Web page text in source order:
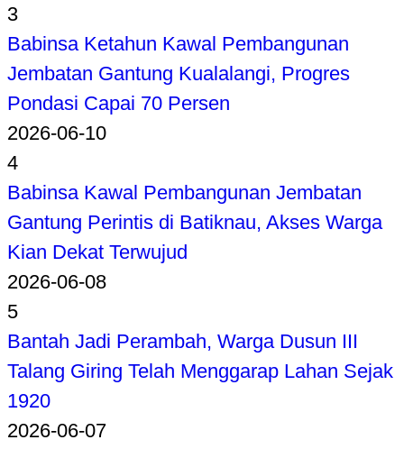
3
Babinsa Ketahun Kawal Pembangunan
Jembatan Gantung Kualalangi, Progres
Pondasi Capai 70 Persen
2026-06-10
4
Babinsa Kawal Pembangunan Jembatan
Gantung Perintis di Batiknau, Akses Warga
Kian Dekat Terwujud
2026-06-08
5
Bantah Jadi Perambah, Warga Dusun III
Talang Giring Telah Menggarap Lahan Sejak
1920
2026-06-07